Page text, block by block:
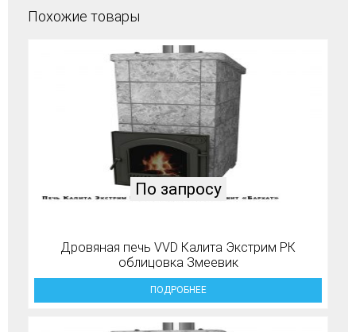
Похожие товары
Дровяная печь VVD Калита Экстрим РК
облицовка Змеевик
По запросу
ПОДРОБНЕЕ